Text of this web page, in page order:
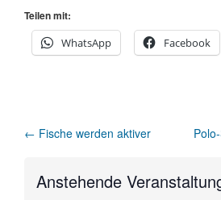
Teilen mit:
WhatsApp
Facebook
Artikel-
Navigation
← Fische werden aktiver
Anstehende